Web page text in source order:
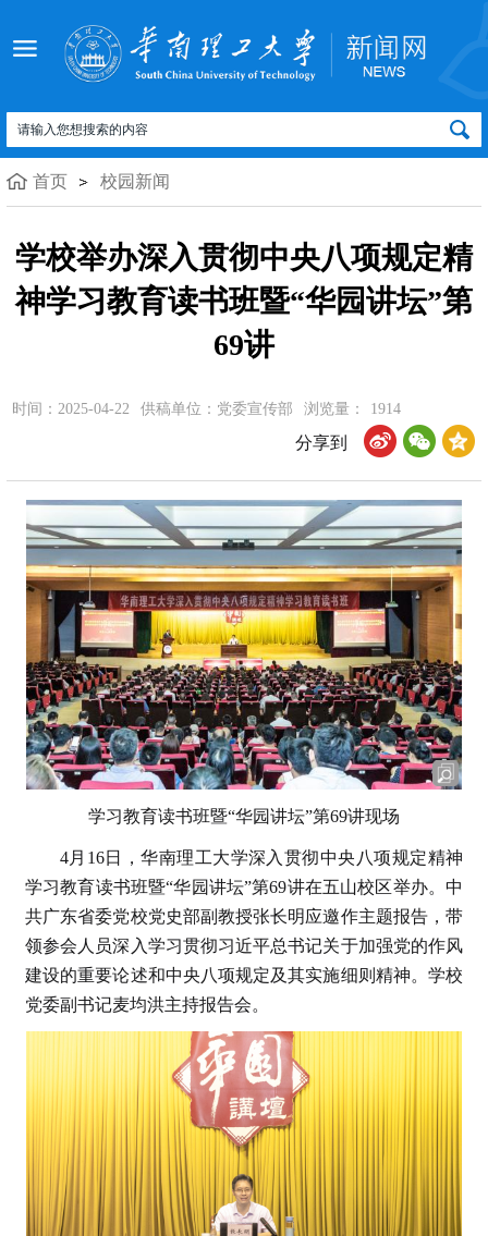
首页 校园新闻
学校举办深入贯彻中央八项规定精
神学习教育读书班暨“华园讲坛”第
69讲
时间：2025-04-22 供稿单位：党委宣传部 浏览量： 1914
分享到
学习教育读书班暨“华园讲坛”第69讲现场
4月16日，华南理工大学深入贯彻中央八项规定精神
学习教育读书班暨“华园讲坛”第69讲在五山校区举办。中
共广东省委党校党史部副教授张长明应邀作主题报告，带
领参会人员深入学习贯彻习近平总书记关于加强党的作风
建设的重要论述和中央八项规定及其实施细则精神。学校
党委副书记麦均洪主持报告会。